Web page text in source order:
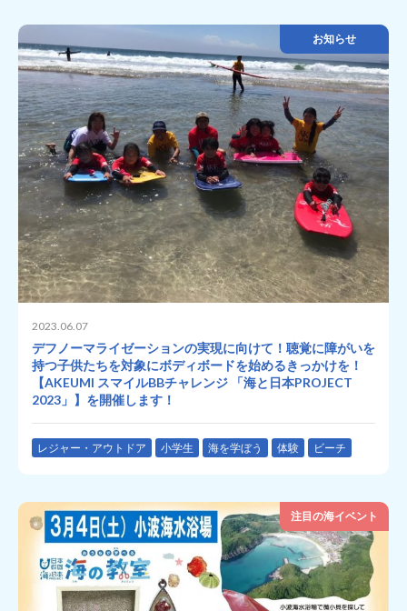
お知らせ
2023.06.07
デフノーマライゼーションの実現に向けて！聴覚に障がいを
持つ子供たちを対象にボディボードを始めるきっかけを！
【AKEUMI スマイルBBチャレンジ 「海と日本PROJECT
2023」】を開催します！
レジャー・アウトドア 小学生 海を学ぼう 体験 ビーチ
注目の海イベント